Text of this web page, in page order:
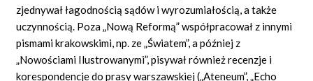
zjednywał łagodnością sądów i wyrozumiałością, a także
uczynnością. Poza „Nową Reformą” współpracował z innymi
pismami krakowskimi, np. ze „Światem”, a później z
„Nowościami Ilustrowanymi”, pisywał również recenzje i
korespondencje do prasy warszawskiej („Ateneum”, „Echo